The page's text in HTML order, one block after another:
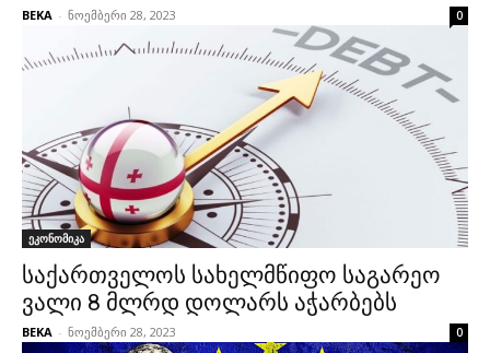
BEKA - ნოემბერი 28, 2023 0
ეკონომიკა
საქართველოს სახელმწიფო საგარეო
ვალი 8 მლრდ დოლარს აჭარბებს
BEKA - ნოემბერი 28, 2023 0